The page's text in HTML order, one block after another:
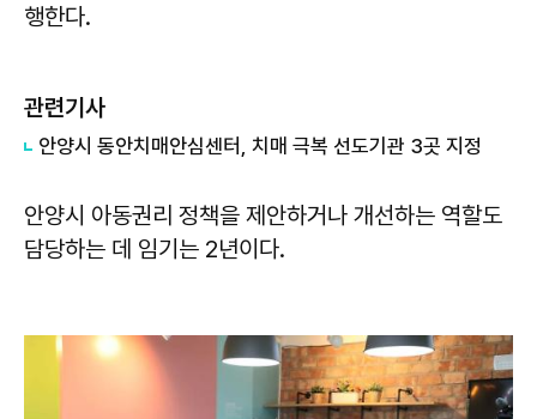
행한다.
관련기사
안양시 동안치매안심센터, 치매 극복 선도기관 3곳 지정
안양시 아동권리 정책을 제안하거나 개선하는 역할도
담당하는 데 임기는 2년이다.